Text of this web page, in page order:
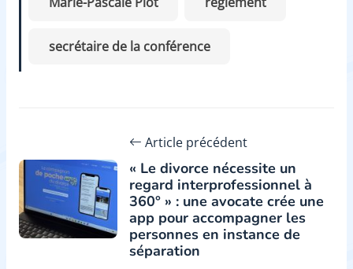
secrétaire de la conférence
Article précédent
« Le divorce nécessite un
regard interprofessionnel à
360° » : une avocate crée une
app pour accompagner les
personnes en instance de
séparation